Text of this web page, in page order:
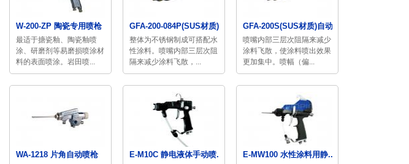
W-200-ZP 陶瓷专用喷枪
最适于搪瓷釉、陶瓷釉喷
涂、研磨剂等易磨损喷涂材
料的表面喷涂。岩田喷...
GFA-200-084P(SUS材质)...
整体为不锈钢制成可搭配水
性涂料。喷嘴内部三层次阻
隔来减少涂料飞散，...
GFA-200S(SUS材质)自动...
喷嘴内部三层次阻隔来减少
涂料飞散，使涂料喷出效果
更加集中。喷幅（偏...
WA-1218 片角自动喷枪 E-M10C 静电液体手动喷... E-MW100 水性涂料用静...